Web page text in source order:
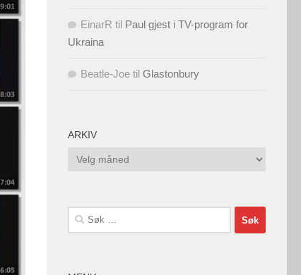
EinarR til Paul gjest i TV-program for
Ukraina
Beatle-Joe til Glastonbury
ARKIV
Arkiv
Søk
etter: